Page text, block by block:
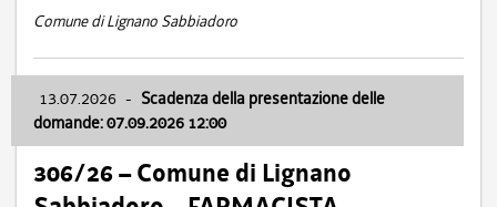
Comune di Lignano Sabbiadoro
13.07.2026 - Scadenza della presentazione delle
domande: 07.09.2026 12:00
306/26 – Comune di Lignano